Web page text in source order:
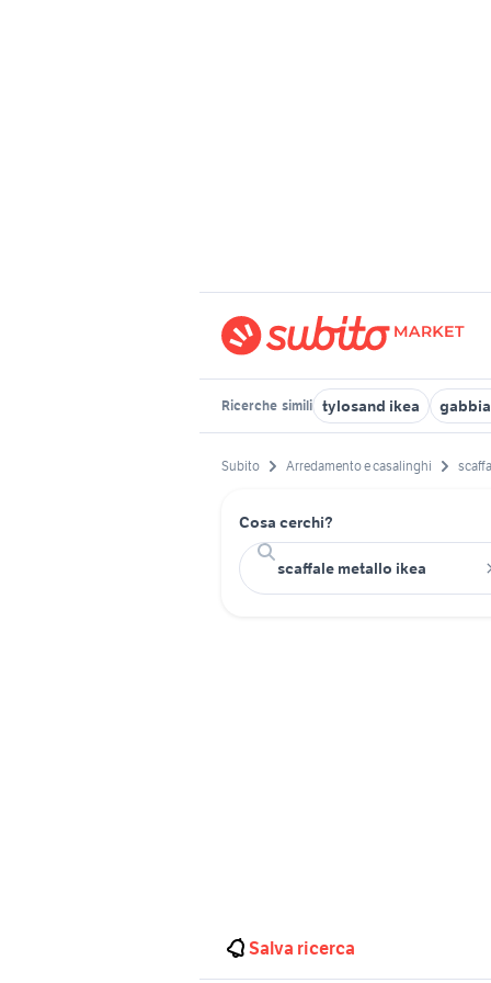
Ricerche simili tylosand ikea
Subito Arredamento e casalinghi
Cosa cerchi?
Salva ricerca